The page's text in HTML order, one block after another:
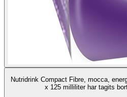
Nutridrink Compact Fibre, mocca,
x 125 milliliter har tagits